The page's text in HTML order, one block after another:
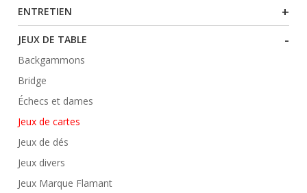
ENTRETIEN +
JEUX DE TABLE -
Backgammons
Bridge
Échecs et dames
Jeux de cartes
Jeux de dés
Jeux divers
Jeux Marque Flamant